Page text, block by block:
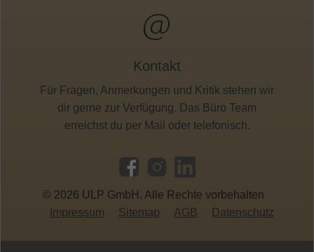
Kontakt
Für Fragen, Anmerkungen und Kritik stehen wir
dir gerne zur Verfügung. Das Büro Team
erreichst du per Mail oder telefonisch.
© 2026 ULP GmbH. Alle Rechte vorbehalten
Impressum
Sitemap AGB Datenschutz